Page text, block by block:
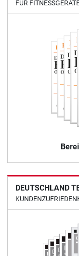
FÜR
DEUTSCHLAND